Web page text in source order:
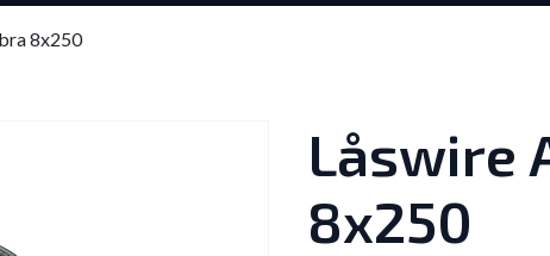
8x250
Låswire
8x250